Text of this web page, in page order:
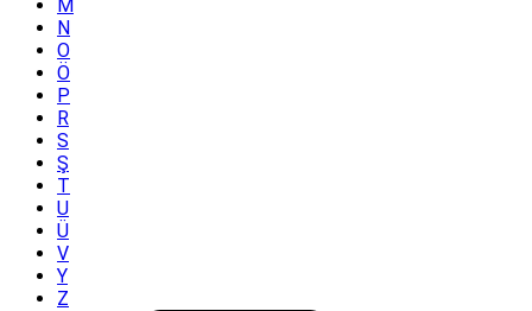
M
N
O
Ö
P
R
S
Ş
T
U
Ü
V
Y
Z